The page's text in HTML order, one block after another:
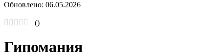
Обновлено: 06.05.2026
()
Гипомания